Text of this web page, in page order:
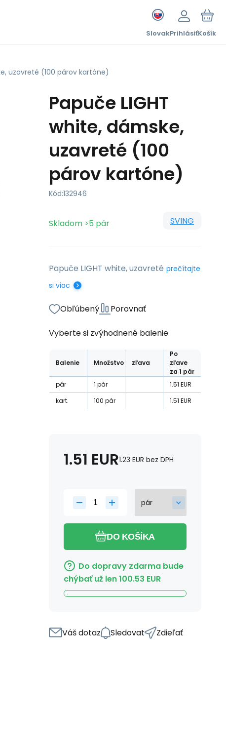
SlovakPrihlásiťKošík
uzavreté (100 párov kartóne)
Papuče LIGHT
white, dámske,
uzavreté (100
párov kartóne)
Kód:132946
Skladom >5 pár SVING
Papuče LIGHT white, uzavreté prečítajte
si viac
Obľúbený Porovnať
Vyberte si zvýhodnené balenie
Balenie Množstvo zľava
Po
zľave
za 1 pár
pár
1 pár 1.51 EUR
kart.
100 pár 1.51 EUR
1.51 EUR1.23 EUR bez DPH
DO KOŠÍKA
Do dopravy zdarma bude
chýbať už len100.53 EUR
Váš dotaz Sledovat Zdieľať